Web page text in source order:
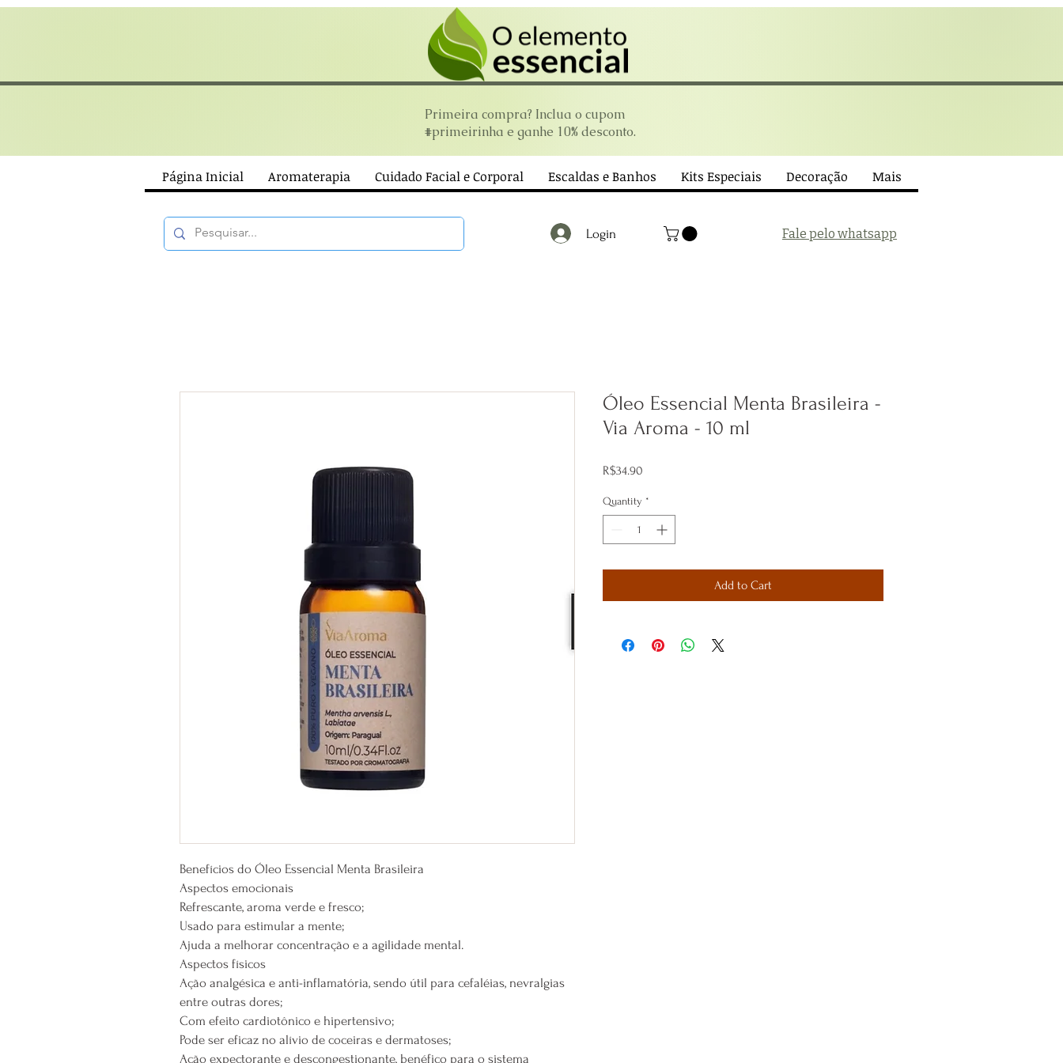
Primeira compra? Inclua o cupom
#primeirinha e ganhe 10% desconto.
Página Inicial Aromaterapia Cuidado Facial e Corporal Escaldas e Banhos Kits Especiais Decoração Mais
Login Fale pelo whatsapp
Benefícios do Óleo Essencial Menta Brasileira
Aspectos emocionais
Refrescante, aroma verde e fresco;
Usado para estimular a mente;
Ajuda a melhorar concentração e a agilidade mental.
Aspectos físicos
Ação analgésica e anti-inflamatória, sendo útil para cefaléias, nevralgias
entre outras dores;
Com efeito cardiotônico e hipertensivo;
Pode ser eficaz no alívio de coceiras e dermatoses;
Ação expectorante e descongestionante, benéfico para o sistema
Óleo Essencial Menta Brasileira -
Via Aroma - 10 ml
R$34.90
Quantity *
Add to Cart